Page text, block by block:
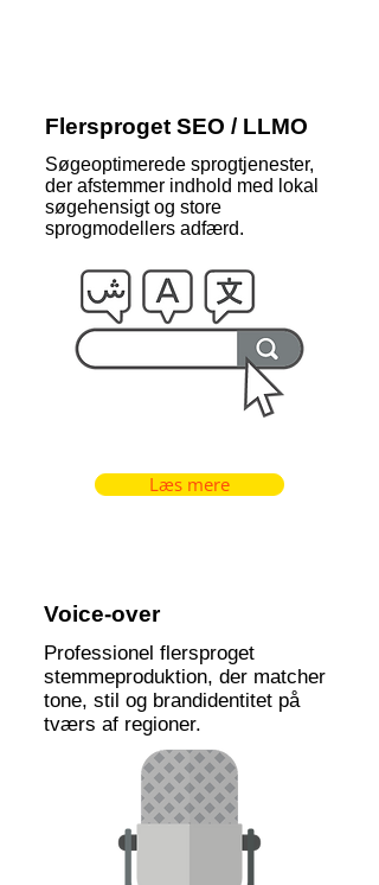
Flersproget SEO / LLMO
Søgeoptimerede sprogtjenester,
der afstemmer indhold med lokal
søgehensigt og store
sprogmodellers adfærd.
Læs mere
Voice-over
Professionel flersproget
stemmeproduktion, der matcher
tone, stil og brandidentitet på
tværs af regioner.